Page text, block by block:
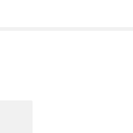
Vasquita